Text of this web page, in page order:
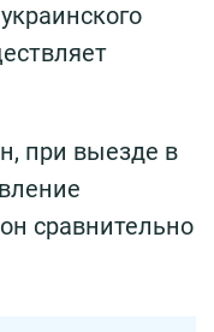
при выезде в
сравнительно